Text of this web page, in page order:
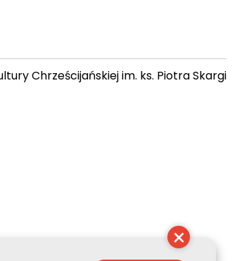
Chrześcijańskiej im. ks. Piotra Skargi
×